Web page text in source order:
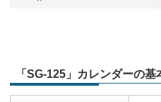
「SG-125」カレンダーの基